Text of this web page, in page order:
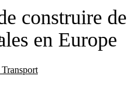
construire de
en Europe